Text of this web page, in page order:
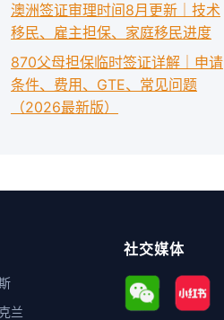
澳洲签证审理时间8月更新｜技术
移民、雇主担保、家庭移民进度
870父母担保临时签证详解｜申请
条件、费用、GTE、常见问题
（2026最新版）
兰
社交媒体